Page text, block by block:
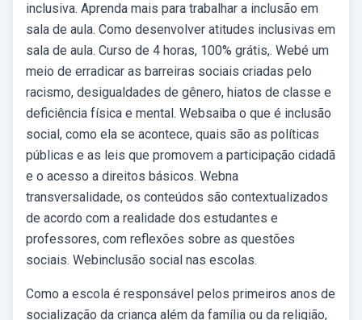
inclusiva. Aprenda mais para trabalhar a inclusão em
sala de aula. Como desenvolver atitudes inclusivas em
sala de aula. Curso de 4 horas, 100% grátis,. Webé um
meio de erradicar as barreiras sociais criadas pelo
racismo, desigualdades de gênero, hiatos de classe e
deficiência física e mental. Websaiba o que é inclusão
social, como ela se acontece, quais são as políticas
públicas e as leis que promovem a participação cidadã
e o acesso a direitos básicos. Webna
transversalidade, os conteúdos são contextualizados
de acordo com a realidade dos estudantes e
professores, com reflexões sobre as questões
sociais. Webinclusão social nas escolas.
Como a escola é responsável pelos primeiros anos de
socialização da criança além da família ou da religião,